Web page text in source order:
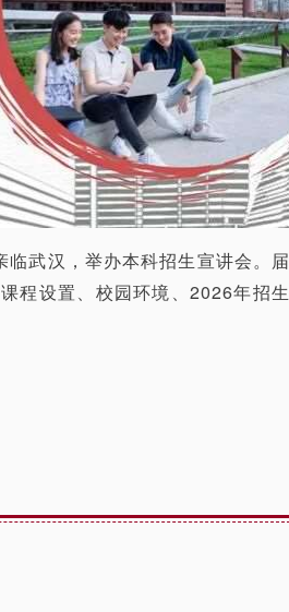
武汉，举办本科招生宣讲会。届
程设置、校园环境、2026年招生